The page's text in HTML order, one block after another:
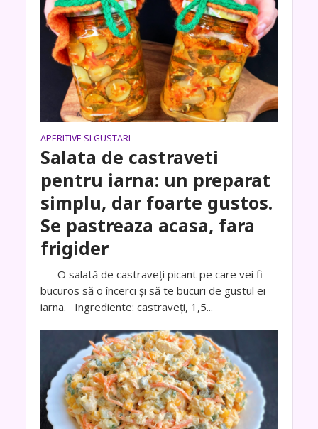
APERITIVE SI GUSTARI
Salata de castraveti
pentru iarna: un preparat
simplu, dar foarte gustos.
Se pastreaza acasa, fara
frigider
O salată de castraveți picant pe care vei fi
bucuros să o încerci și să te bucuri de gustul ei
iarna. Ingrediente: castraveți, 1,5...